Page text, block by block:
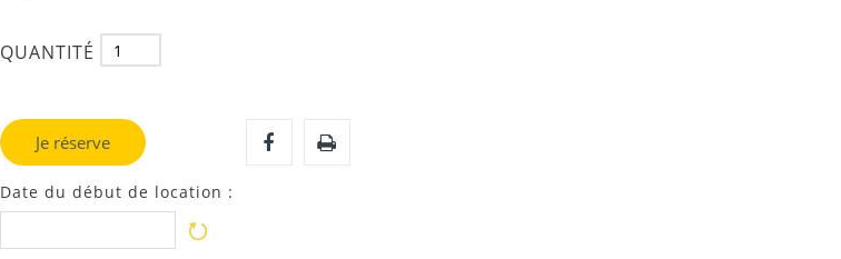
QUANTITÉ
Je réserve
Date du début de location :